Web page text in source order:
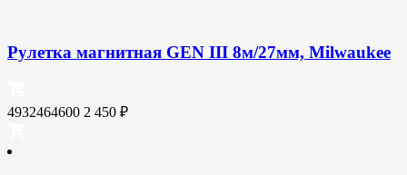
Рулетка магнитная GEN III 8м/27мм, Milwaukee
4932464600 2 450 ₽